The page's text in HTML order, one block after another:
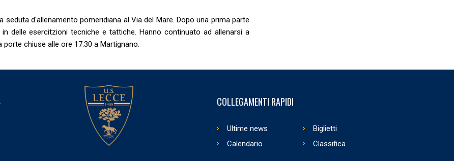
seduta d'allenamento pomeridiana al Via del Mare. Dopo una prima parte
delle esercitzioni tecniche e tattiche. Hanno continuato ad allenarsi a
chiuse alle ore 17.30 a Martignano.
COLLEGAMENTI RAPIDI
Ultime news
Biglietti
Calendario
Classifica